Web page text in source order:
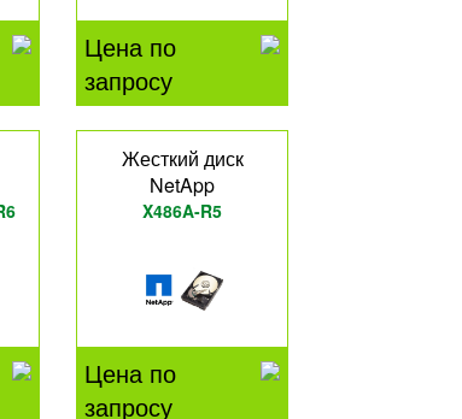
Цена по
запросу
Жесткий диск
NetApp
X486A-R5
Цена по
запросу